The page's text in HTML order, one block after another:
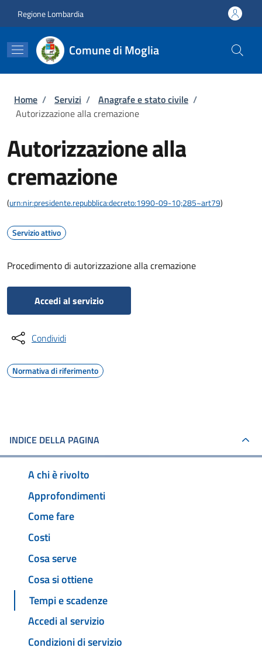
Regione Lombardia
Comune di Moglia
Briciole di pane
Home / Servizi / Anagrafe e stato civile /
Autorizzazione alla cremazione
Autorizzazione alla
cremazione
(urn:nir:presidente.repubblica:decreto:1990-09-10;285~art79)
Servizio attivo
Procedimento di autorizzazione alla cremazione
Accedi al servizio
Condividi
Normativa di riferimento
INDICE DELLA PAGINA
A chi è rivolto
Approfondimenti
Come fare
Costi
Cosa serve
Cosa si ottiene
Tempi e scadenze
Accedi al servizio
Condizioni di servizio